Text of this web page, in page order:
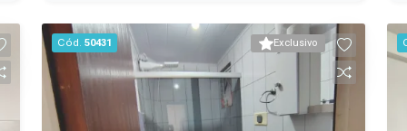
Exclusivo
Cód. 50431